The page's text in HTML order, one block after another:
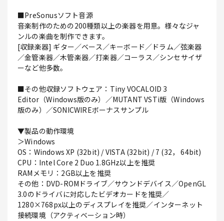
■PreSonusソフト音源
音楽制作のための200種類以上の楽器を用意。様々なジャ
ンルの楽曲を制作できます。
[収録楽器] ギター／ベース／キーボード／ドラム／弦楽器
／金管楽器／木管楽器／打楽器／コーラス／シンセサイザ
ーなど他多数。
■その他収録ソフトウェア：Tiny VOCALOID 3
Editor（Windows版のみ）／MUTANT VSTi版（Windows
版のみ）／SONICWIREボーナスサンプル
▼製品の動作環境
＞Windows
OS：Windows XP (32bit) / VISTA (32bit) / 7 (32， 64bit)
CPU：Intel Core 2 Duo 1.8GHz以上を推奨
RAMメモリ：2GB以上を推奨
その他：DVD-ROMドライブ／サウンドデバイス／OpenGL
3.0のドライバに対応したビデオカードを推奨／
1280×768px以上のディスプレイを推奨／インターネット
接続環境（アクティベーション時）